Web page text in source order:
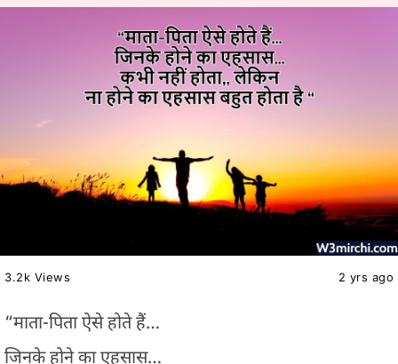
3.2k Views 2 yrs ago
“माता-पिता ऐसे होते हैं…
जिनके होने का एहसास…